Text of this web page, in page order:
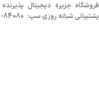
فروشگاهجزیره دیجیتال
پشتیبانی شبانه روزی سپ: 84080-021